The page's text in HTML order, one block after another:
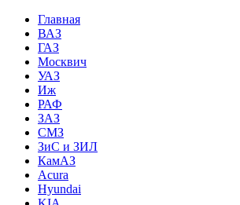
Главная
ВАЗ
ГАЗ
Москвич
УАЗ
Иж
РАФ
ЗАЗ
СМЗ
ЗиС и ЗИЛ
КамАЗ
Acura
Hyundai